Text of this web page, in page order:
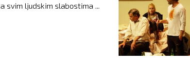
svim ljudskim slabostima ...